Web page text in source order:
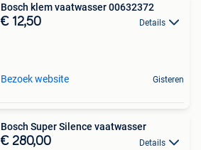
Bosch klem vaatwasser 00632372
€ 12,50 Details
Bezoek website Gisteren
Bosch Super Silence vaatwasser
€ 280,00 Details